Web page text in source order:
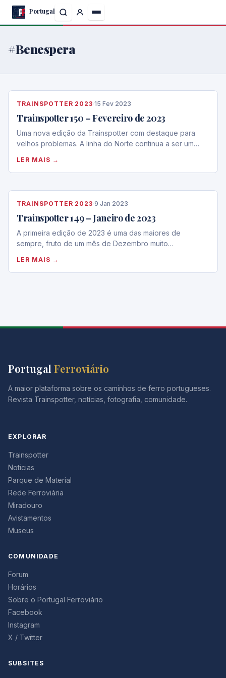
Skip
content
Portugal
#Benespera
TRAINSPOTTER 2023·15 Fev 2023
Trainspotter 150 – Fevereiro de 2023
Uma nova edição da Trainspotter com destaque para
velhos problemas. A linha do Norte continua a ser um…
LER MAIS →
TRAINSPOTTER 2023·9 Jan 2023
Trainspotter 149 – Janeiro de 2023
A primeira edição de 2023 é uma das maiores de
sempre, fruto de um mês de Dezembro muito…
LER MAIS →
Portugal Ferroviário
A maior plataforma sobre os caminhos de ferro portugueses.
Revista Trainspotter, notícias, fotografia, comunidade.
EXPLORAR
Trainspotter
Noticias
Parque de Material
Rede Ferroviária
Miradouro
Avistamentos
Museus
COMUNIDADE
Forum
Horários
Sobre o Portugal Ferroviário
Facebook
Instagram
X / Twitter
SUBSITES